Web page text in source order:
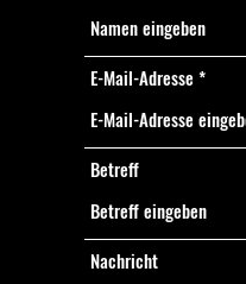
E-Mail-Adresse
Betreff
Nachricht